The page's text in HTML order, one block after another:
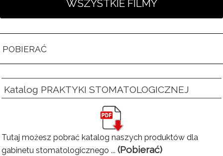
POBIERAĆ
Katalog PRAKTYKI STOMATOLOGICZNEJ
Tutaj możesz pobrać katalog naszych produktów dla
gabinetu stomatologicznego ... (Pobierać)